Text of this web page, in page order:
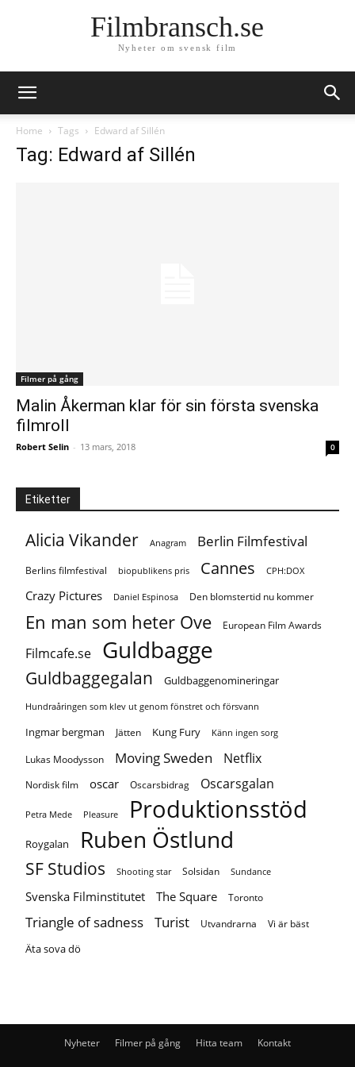
Filmbransch.se
Nyheter om svensk film
Home Tags Edward af Sillén
Tag: Edward af Sillén
Filmer på gång
Malin Åkerman klar för sin första svenska
filmroll
Robert Selin - 13 mars, 2018 0
Etiketter
Alicia Vikander Anagram Berlin Filmfestival
Berlins filmfestival biopublikens pris Cannes CPH:DOX
Crazy Pictures Daniel Espinosa Den blomstertid nu kommer
En man som heter Ove European Film Awards
Filmcafe.se Guldbagge
Guldbaggegalan Guldbaggenomineringar
Hundraåringen som klev ut genom fönstret och försvann
Ingmar bergman Jätten Kung Fury Känn ingen sorg
Lukas Moodysson Moving Sweden Netflix
Nordisk film oscar Oscarsbidrag Oscarsgalan
Petra Mede Pleasure Produktionsstöd
Roygalan Ruben Östlund
SF Studios Shooting star Solsidan Sundance
Svenska Filminstitutet The Square Toronto
Triangle of sadness Turist Utvandrarna Vi är bäst
Äta sova dö
Nyheter Filmer på gång Hitta team Kontakt